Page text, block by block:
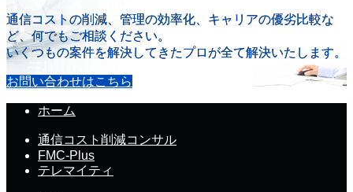
通信コストの削減、管理の効率化、キャリアの優劣比較な
ど、何でもご相談ください。
いくつもの案件を解決してきたプロが全て解決いたします。
お問い合わせはこちら
ホーム
通信コスト削減コンサル
FMC-Plus
テレマイティ